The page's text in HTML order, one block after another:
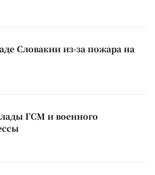
Словакии из-за пожара на
ГСМ и военного